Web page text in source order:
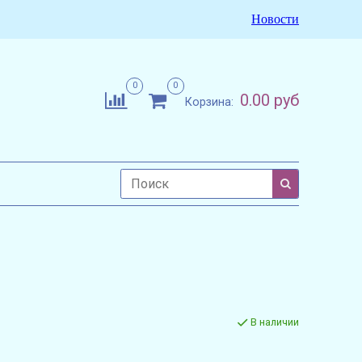
Новости
0 0
Корзина: 0.00 руб
В наличии